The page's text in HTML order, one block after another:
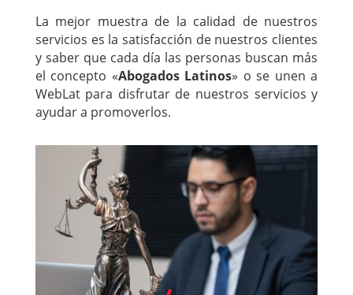
La mejor muestra de la calidad de nuestros
servicios es la satisfacción de nuestros clientes
y saber que cada día las personas buscan más
el concepto «Abogados Latinos» o se unen a
WebLat para disfrutar de nuestros servicios y
ayudar a promoverlos.